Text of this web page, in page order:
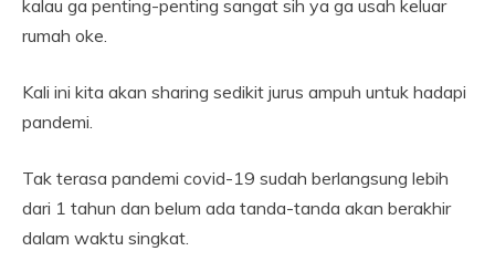
kalau ga penting-penting sangat sih ya ga usah keluar
rumah oke.
Kali ini kita akan sharing sedikit jurus ampuh untuk hadapi
pandemi.
Tak terasa pandemi covid-19 sudah berlangsung lebih
dari 1 tahun dan belum ada tanda-tanda akan berakhir
dalam waktu singkat.